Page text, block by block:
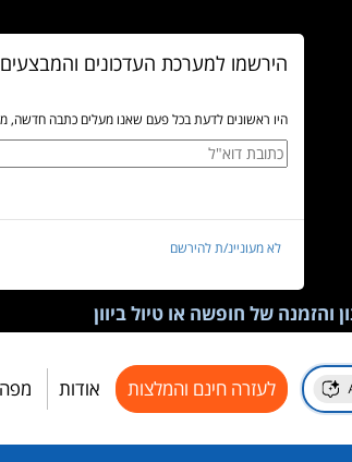
והזמנה של חופשה או טיול ביוון
לעזרה חינם והמלצות אודות
הירשמו למערכת העדכונים
היו ראשונים לדעת בכל פעם שאנו מעלים כתבה חדשה,
לא מעוניינ/ת להירשם